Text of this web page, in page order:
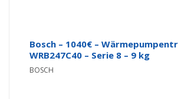
Bosch – 1040€ –
WRB247C40 – Serie 8 – 9 kg
BOSCH